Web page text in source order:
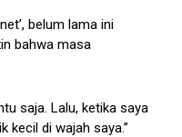
belum lama ini
bahwa masa
saja. Lalu, ketika saya
kecil di wajah saya.”